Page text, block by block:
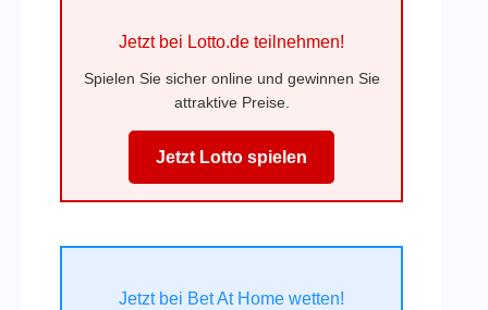
Jetzt bei Lotto.de teilnehmen!
Spielen Sie sicher online und gewinnen Sie
attraktive Preise.
Jetzt Lotto spielen
Jetzt bei Bet At Home wetten!